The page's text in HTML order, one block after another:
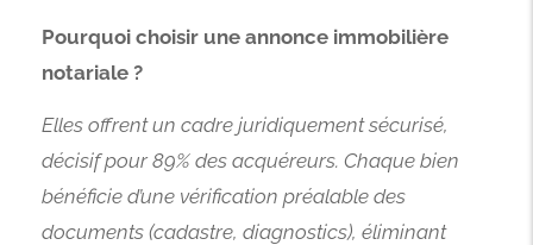
Pourquoi choisir une annonce immobilière
notariale ?
Elles offrent un cadre juridiquement sécurisé,
décisif pour 89% des acquéreurs. Chaque bien
bénéficie d’une vérification préalable des
documents (cadastre, diagnostics), éliminant